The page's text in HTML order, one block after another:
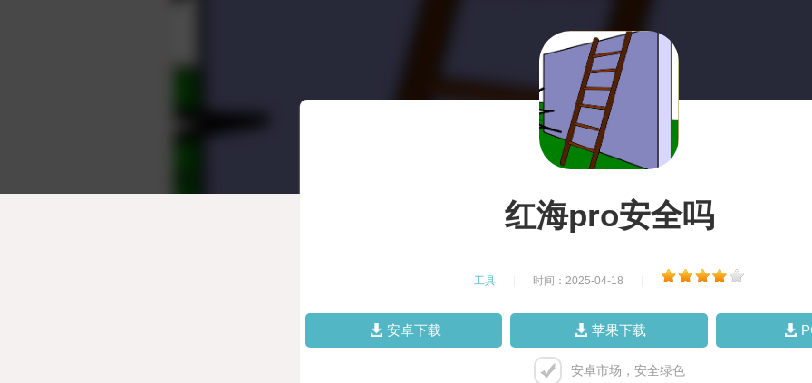
红海pro安全吗
工具 时间：2025-04-18
安卓下载 苹果下载
安卓市场，安全绿色